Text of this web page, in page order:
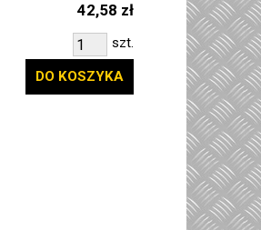
42,58 zł
szt.
DO KOSZYKA